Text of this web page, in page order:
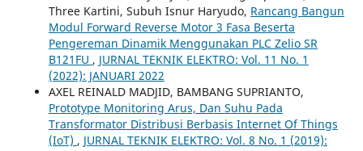
Three Kartini, Subuh Isnur Haryudo, Rancang Bangun
Modul Forward Reverse Motor 3 Fasa Beserta
Pengereman Dinamik Menggunakan PLC Zelio SR
B121FU , JURNAL TEKNIK ELEKTRO: Vol. 11 No. 1
(2022): JANUARI 2022
AXEL REINALD MADJID, BAMBANG SUPRIANTO,
Prototype Monitoring Arus, Dan Suhu Pada
Transformator Distribusi Berbasis Internet Of Things
(IoT) , JURNAL TEKNIK ELEKTRO: Vol. 8 No. 1 (2019):